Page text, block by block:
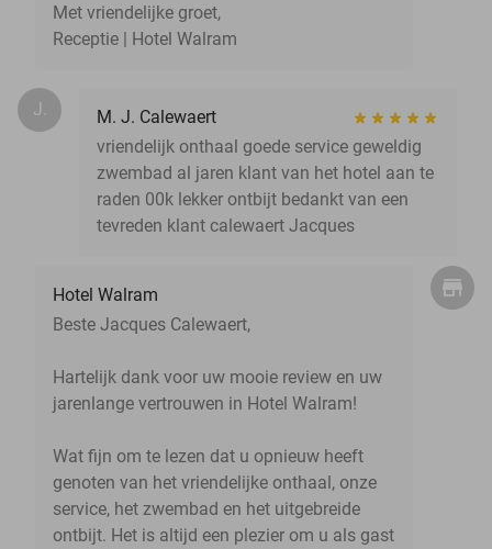
Met vriendelijke groet,
Receptie | Hotel Walram
J.
M. J. Calewaert
vriendelijk onthaal goede service geweldig
zwembad al jaren klant van het hotel aan te
raden 00k lekker ontbijt bedankt van een
tevreden klant calewaert Jacques
Hotel Walram
Beste Jacques Calewaert,
Hartelijk dank voor uw mooie review en uw
jarenlange vertrouwen in Hotel Walram!
Wat fijn om te lezen dat u opnieuw heeft
genoten van het vriendelijke onthaal, onze
service, het zwembad en het uitgebreide
ontbijt. Het is altijd een plezier om u als gast